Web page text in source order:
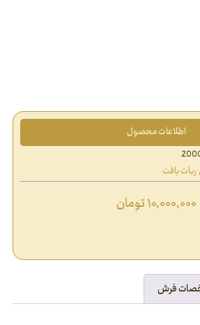
اطلاعات محصول
بافت
۱۰,۰۰۰,۰۰۰تومان
فرش